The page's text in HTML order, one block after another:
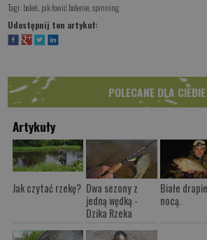
Tagi: boleń jak łowić bolenie ,spinning
Udostępnij ten artykuł:
POLECANE DLA CIEBIE
Artykuły
Jak czytać rzekę? Dwa sezony z
jedną wędką -
Dzika Rzeka
Białe
nocą.